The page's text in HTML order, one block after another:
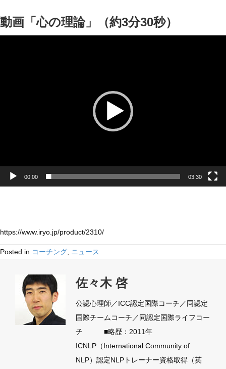
動画「心の理論」（約3分30秒）
00:00 03:30
https://www.iryo.jp/product/2310/
Posted in コーチング ニュース
佐々木 啓
公認心理師／ICC認定国際コーチ／同認定
国際チームコーチ／同認定国際ライフコー
チ ■略歴：2011年
ICNLP（International Community of
NLP）認定NLPトレーナー資格取得（英